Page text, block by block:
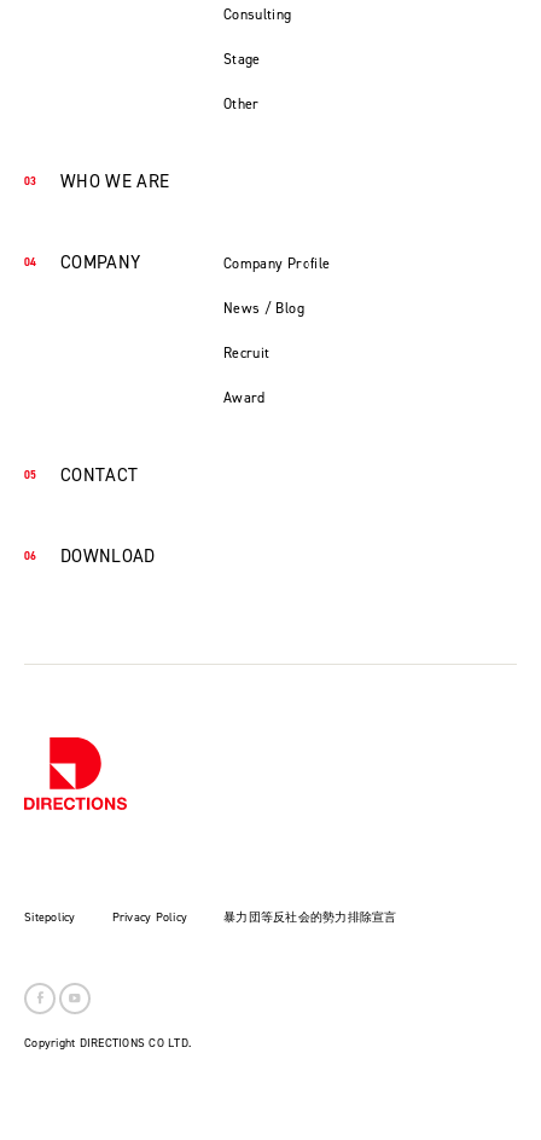
Consulting
Stage
Other
WHO WE ARE
COMPANY Company Profile
News / Blog
Recruit
Award
CONTACT
DOWNLOAD
Sitepolicy Privacy Policy 暴力団等反社会的勢力排除宣言
Copyright DIRECTIONS CO LTD.